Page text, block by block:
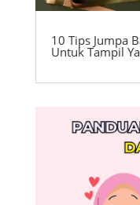
10 Tips Jumpa
Untuk Tampil